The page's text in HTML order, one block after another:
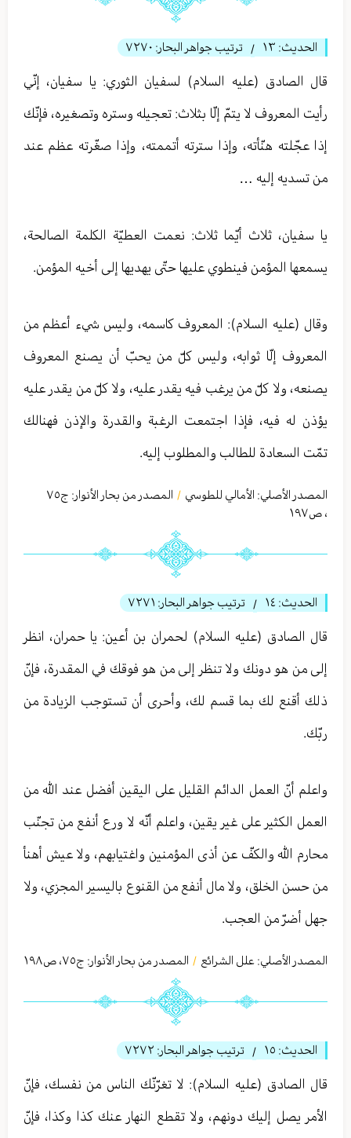
الحديث: ١٣ / ترتيب جواهر البحار: ٧٢٧٠
قال الصادق (عليه السلام) لسفیان الثوري: يا سفيان، إنّي
رأيت المعروف لا يتمّ إلّا بثلاث: تعجيله وستره وتصغيره، فإنّك
إذا عجّلته هنّأته، وإذا سترته أتممته، وإذا صغّرته عظم عند
من تسديه إليه …
يا سفيان، ثلاث أيّما ثلاث: نعمت العطيّة الكلمة الصالحة،
يسمعها المؤمن فينطوي عليها حتّى يهديها إلى أخيه المؤمن.
وقال (عليه السلام): المعروف كاسمه، وليس شيء أعظم من
المعروف إلّا ثوابه، وليس كلّ من يحبّ أن يصنع المعروف
يصنعه، ولا كلّ من يرغب فيه يقدر عليه، ولا كلّ من يقدر عليه
يؤذن له فيه، فإذا اجتمعت الرغبة والقدرة والإذن فهنالك
تمّت السعادة للطالب والمطلوب إليه.
المصدر الأصلي: الأمالي للطوسي / المصدر من بحار الأنوار: ج٧٥
، ص١٩٧
الحديث: ١٤ / ترتيب جواهر البحار: ٧٢٧١
قال الصادق (عليه السلام) لحمران بن أعین: يا حمران، انظر
إلى من هو دونك ولا تنظر إلى من هو فوقك في المقدرة، فإنّ
ذلك أقنع لك بما قسم لك، وأحرى أن تستوجب الزيادة من
ربّك.
واعلم أنّ العمل الدائم القليل على اليقين أفضل عند الله من
العمل الكثير على غير يقين، واعلم أنّه لا ورع أنفع من تجنّب
محارم الله والكفّ عن أذى المؤمنين واغتيابهم، ولا عيش أهنأ
من حسن الخلق، ولا مال أنفع من القنوع باليسير المجزي، ولا
جهل أضرّ من العجب.
المصدر الأصلي: علل الشرائع / المصدر من بحار الأنوار: ج٧٥، ص١٩٨
الحديث: ١٥ / ترتيب جواهر البحار: ٧٢٧٢
قال الصادق (عليه السلام): لا تغرّنّك الناس من نفسك، فإنّ
الأمر يصل إليك دونهم، ولا تقطع النهار عنك كذا وكذا، فإنّ